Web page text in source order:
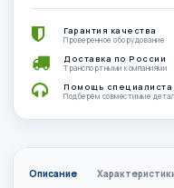
Гарантия качества
Проверенное оборудование
Доставка по России
Транспортными компаниями
Помощь специалиста
Подберём совместимые
Описание